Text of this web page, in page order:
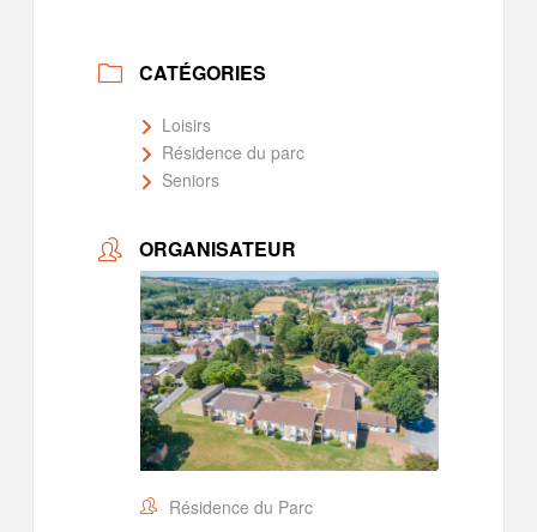
CATÉGORIES
Loisirs
Résidence du parc
Seniors
ORGANISATEUR
Résidence du Parc